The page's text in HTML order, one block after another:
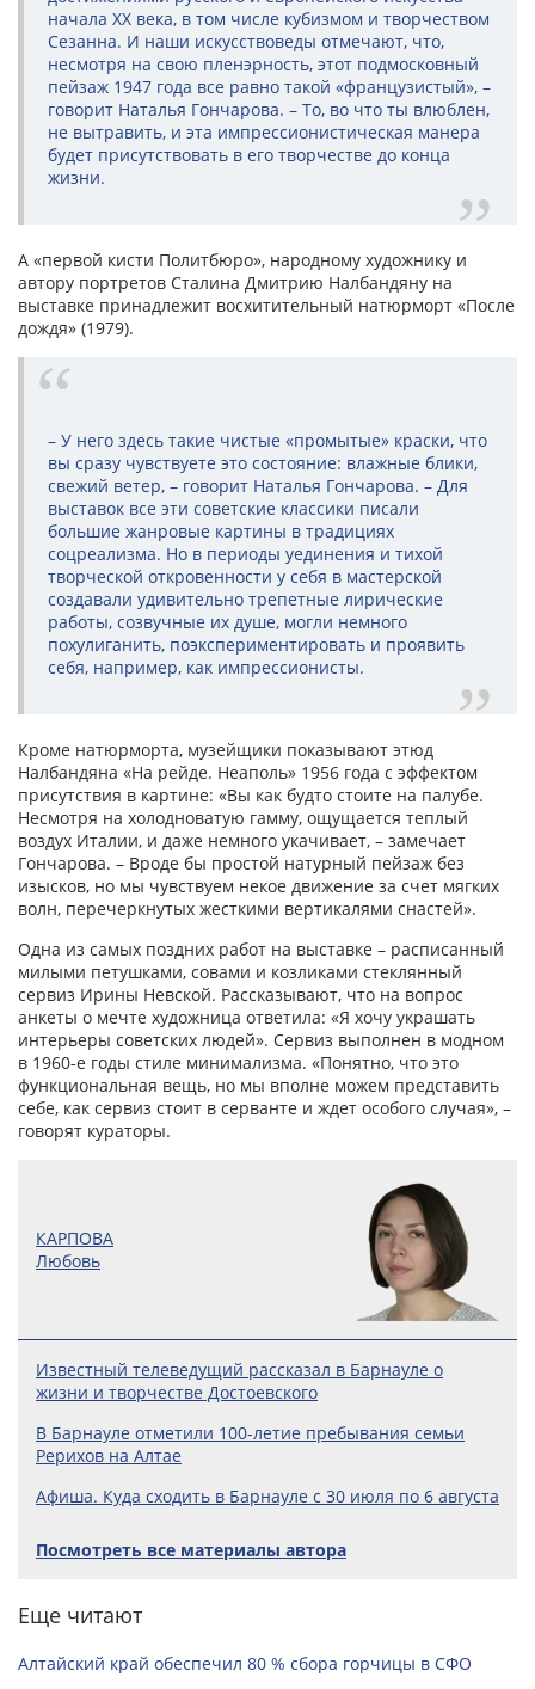
начала ХХ века, в том числе кубизмом и творчеством
Сезанна. И наши искусствоведы отмечают, что,
несмотря на свою пленэрность, этот подмосковный
пейзаж 1947 года все равно такой «французистый», –
говорит Наталья Гончарова. – То, во что ты влюблен,
не вытравить, и эта импрессионистическая манера
будет присутствовать в его творчестве до конца
жизни.
А «первой кисти Политбюро», народному художнику и
автору портретов Сталина Дмитрию Налбандяну на
выставке принадлежит восхитительный натюрморт «После
дождя» (1979).
– У него здесь такие чистые «промытые» краски, что
вы сразу чувствуете это состояние: влажные блики,
свежий ветер, – говорит Наталья Гончарова. – Для
выставок все эти советские класси­ки писали
большие жанровые картины в традициях
соцреализма. Но в периоды уединения и тихой
творческой откровенности у себя в мастерской
создавали удивительно трепетные лирические
работы, созвучные их душе, могли немного
похулиганить, поэкспериментировать и проявить
себя, например, как импрессионисты.
Кроме натюрморта, музейщики показывают этюд
Налбандяна «На рейде. Неаполь» 1956 года с эффектом
присутствия в картине: «Вы как будто стоите на палубе.
Несмотря на холодноватую гамму, ощущается теплый
воздух Италии, и даже немного укачивает, – замечает
Гончарова. – Вроде бы простой натурный пейзаж без
изысков, но мы чувствуем некое движение за счет мягких
волн, перечеркнутых жесткими вертикалями снастей».
Одна из самых поздних работ на выставке – расписанный
милыми петушками, совами и козликами стеклянный
сервиз Ирины Невской. Рассказывают, что на вопрос
анкеты о мечте художница ответила: «Я хочу украшать
интерьеры советских людей». Сервиз выполнен в модном
в 1960-е годы стиле минимализма. «Понятно, что это
функциональная вещь, но мы вполне можем представить
себе, как сервиз стоит в серванте и ждет особого случая», –
говорят кураторы.
КАРПОВА
Любовь
Известный телеведущий рассказал в Барнауле о
жизни и творчестве Достоевского
В Барнауле отметили 100‑летие пребывания семьи
Рерихов на Алтае
Афиша. Куда сходить в Барнауле с 30 июля по 6 августа
Посмотреть все материалы автора
Еще читают
Алтайский край обеспечил 80 % сбора горчицы в СФО